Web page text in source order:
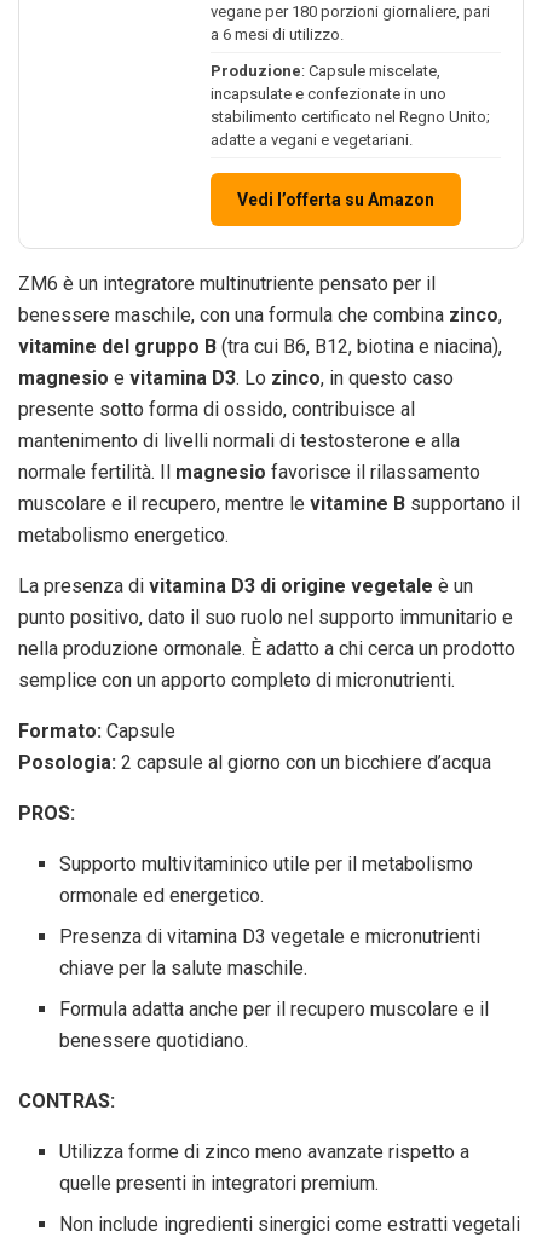
vegane per 180 porzioni giornaliere, pari
a 6 mesi di utilizzo.
Produzione: Capsule miscelate,
incapsulate e confezionate in uno
stabilimento certificato nel Regno Unito;
adatte a vegani e vegetariani.
Vedi l’offerta su Amazon
ZM6 è un integratore multinutriente pensato per il
benessere maschile, con una formula che combina zinco,
vitamine del gruppo B (tra cui B6, B12, biotina e niacina),
magnesio e vitamina D3. Lo zinco, in questo caso
presente sotto forma di ossido, contribuisce al
mantenimento di livelli normali di testosterone e alla
normale fertilità. Il magnesio favorisce il rilassamento
muscolare e il recupero, mentre le vitamine B supportano il
metabolismo energetico.
La presenza di vitamina D3 di origine vegetale è un
punto positivo, dato il suo ruolo nel supporto immunitario e
nella produzione ormonale. È adatto a chi cerca un prodotto
semplice con un apporto completo di micronutrienti.
Formato: Capsule
Posologia: 2 capsule al giorno con un bicchiere d’acqua
PROS:
Supporto multivitaminico utile per il metabolismo
ormonale ed energetico.
Presenza di vitamina D3 vegetale e micronutrienti
chiave per la salute maschile.
Formula adatta anche per il recupero muscolare e il
benessere quotidiano.
CONTRAS:
Utilizza forme di zinco meno avanzate rispetto a
quelle presenti in integratori premium.
Non include ingredienti sinergici come estratti vegetali